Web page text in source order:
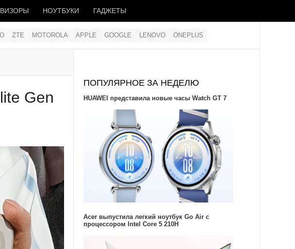
НОУТБУКИ ГАДЖЕТЫ
ZTE MOTOROLA APPLE GOOGLE LENOVO ONEPLUS
Gen
ПОПУЛЯРНОЕ ЗА НЕДЕЛЮ
HUAWEI представила новые часы Watch GT 7
Acer выпустила легкий ноутбук Go Air c
процессором Intel Core 5 210H